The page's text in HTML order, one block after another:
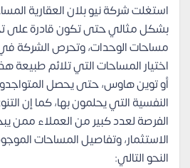
استغلت شركة نيو بلان العقارية
بشكل مثالي حتى تكون قادرة على
مساحات الوحدات، وتحرص الشركة
اختيار المساحات التي تلائم طبيعة
أو توين هاوس، حتى يحصل
النفسية التي يحلمون بها، كما إن
الفرصة لعدد كبير من العملاء ممن
الاستثمار، وتفاصيل المساحات
النحو التالي: